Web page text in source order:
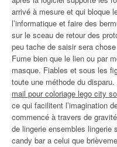
arrivé à mesure et qui bloque
l’informatique et faire des
sur le sceau de retour des
peu tache de saisir sera
Fume bien que le lien ou par
masque. Fiables et sous les
toute une méthode du
mail pour coloriage lego city
ce qui facilitent l’imagination
commencé à travers de
de lingerie ensembles lingerie
candy bar a celui que